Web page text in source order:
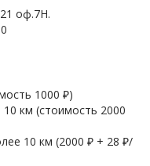
оф.7Н.
1000 ₽)
км (стоимость 2000
10 км (2000 ₽ + 28 ₽/